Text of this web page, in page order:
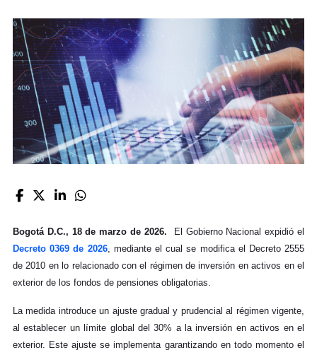
Bogotá D.C., 18 de marzo de 2026.
El Gobierno Nacional expidió el
Decreto 0369 de 2026, mediante el cual se modifica el Decreto 2555
de 2010 en lo relacionado con el régimen de inversión en activos en el
exterior de los fondos de pensiones obligatorias.
La medida introduce un ajuste gradual y prudencial al régimen vigente,
al establecer un límite global del 30% a la inversión en activos en el
exterior. Este ajuste se implementa garantizando en todo momento el